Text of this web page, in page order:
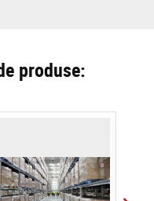
produse: